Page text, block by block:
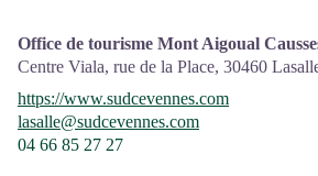
de l'office de tourisme et du Parc.
Une expo interactive présente le Parc
ses actions.
Sur place : Une boutique, librairie
Office de tourisme Mont Aigoual
Centre Viala, rue de la Place, 30460
https://www.sudcevennes.com
lasalle@sudcevennes.com
04 66 85 27 27